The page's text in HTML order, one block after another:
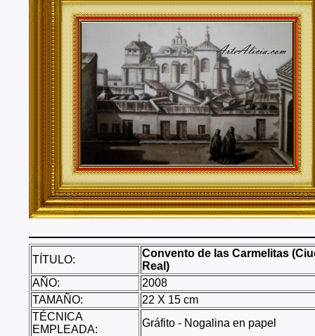
Valencia, Valladolid, Vizcaya, Zamora, Zaragoza.
También realizo envíos de mis cuadros o pinturas
lugares del mundo como pueden ser Estados Unidos,
Alemania, Gran Bretaña, Francia, Argentina, Italia...
TÍTULO:
Convento de las Carmelitas
Real)
AÑO:
2008
TAMAÑO:
22 X 15 cm
TÉCNICA
EMPLEADA:
Gráfito - Nogalina en papel